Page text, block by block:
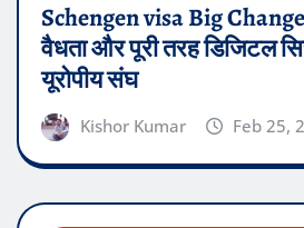
Schengen visa Big
वैधता और पूरी तरह डिजिटल
यूरोपीय संघ
Kishor Kumar Feb 25,